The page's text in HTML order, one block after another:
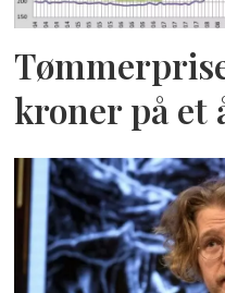
kroner på et